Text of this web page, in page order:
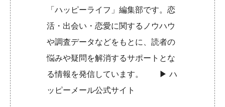
「ハッピーライフ」編集部です。恋
活・出会い・恋愛に関するノウハウ
や調査データなどをもとに、読者の
悩みや疑問を解消するサポートとな
る情報を発信しています。 ▶︎ハ
ッピーメール公式サイト